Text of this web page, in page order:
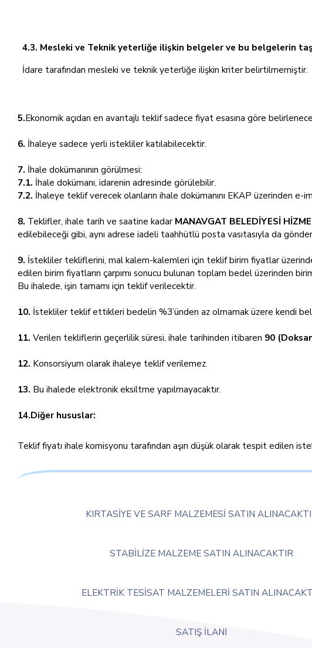
4.3. Mesleki ve Teknik yeterliğe ilişkin belgeler ve bu belgelerin
İdare tarafından mesleki ve teknik yeterliğe ilişkin kriter belirtilmemiştir.
5.Ekonomik açıdan en avantajlı teklif sadece fiyat esasına göre
6. İhaleye sadece yerli istekliler katılabilecektir.
7. İhale dokümanının görülmesi:
7.1. İhale dokümanı, idarenin adresinde görülebilir.
7.2. İhaleye teklif verecek olanların ihale dokümanını EKAP üzerinden e-
8. Teklifler, ihale tarih ve saatine kadar MANAVGAT BELEDİYESİ
edilebileceği gibi, aynı adrese iadeli taahhütlü posta vasıtasıyla da
9. İstekliler tekliflerini, mal kalem-kalemleri için teklif birim fiyatlar
edilen birim fiyatların çarpımı sonucu bulunan toplam bedel üzerinden
Bu ihalede, işin tamamı için teklif verilecektir.
10. İstekliler teklif ettikleri bedelin %3’ünden az olmamak üzere kendi
11. Verilen tekliflerin geçerlilik süresi, ihale tarihinden itibaren 90
12. Konsorsiyum olarak ihaleye teklif verilemez.
13. Bu ihalede elektronik eksiltme yapılmayacaktır.
14.Diğer hususlar:
Teklif fiyatı ihale komisyonu tarafından aşırı düşük olarak tespit edilen
KIRTASİYE VE SARF MALZEMESİ SATIN
STABİLİZE MALZEME SATIN ALINACAKTIR
ELEKTRİK TESİSAT MALZEMELERİ SATIN
SATIŞ İLANI